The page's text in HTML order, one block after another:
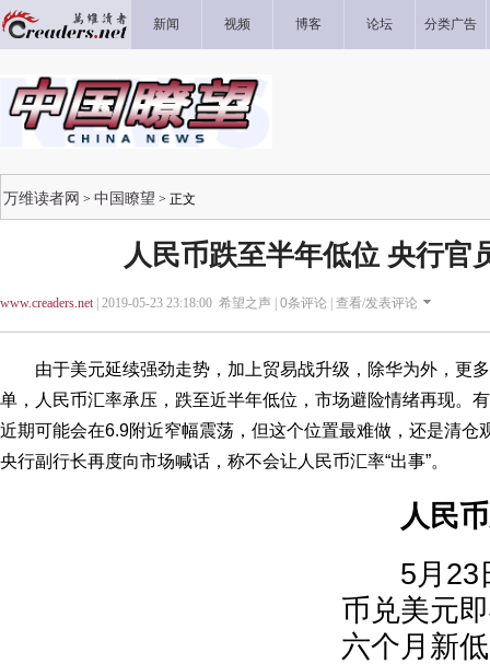
新闻 视频 博客 论坛 分类广告
万维读者网 > 中国瞭望 > 正文
人民币跌至半年低位 央行官
www.creaders.net| 2019-05-23 23:18:00 希望之声 | 0条评论 | 查看/发表评论
由于美元延续强劲走势，加上贸易战升级，除华为外，更多
单，人民币汇率承压，跌至近半年低位，市场避险情绪再现。
近期可能会在6.9附近窄幅震荡，但这个位置最难做，还是清仓
央行副行长再度向市场喊话，称不会让人民币汇率“出事”。
人民币
5月23日
币兑美元
六个月新